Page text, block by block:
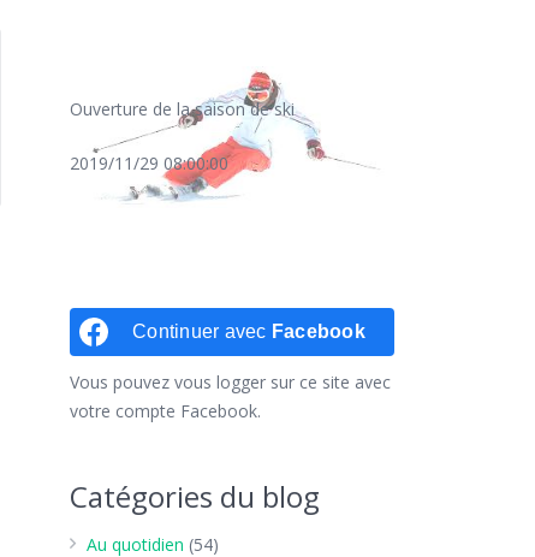
Ouverture de la saison de ski
2019/11/29 08:00:00
Continuer avec Facebook
Vous pouvez vous logger sur ce site avec
votre compte Facebook.
Catégories du blog
Au quotidien (54)